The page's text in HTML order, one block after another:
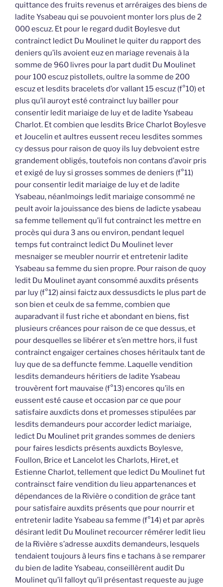
quittance des fruits revenus et arréraiges des biens de
ladite Ysabeau qui se pouvoient monter lors plus de 2
000 escuz. Et pour le regard dudit Boylesve dut
contrainct ledict Du Moulinet le quiter du rapport des
deniers qu’ils avoient euz en mariage revenais à la
somme de 960 livres pour la part dudit Du Moulinet
pour 100 escuz pistollets, oultre la somme de 200
escuz et lesdits bracelets d’or vallant 15 escuz (f°10) et
plus qu’il auroyt esté contrainct luy bailler pour
consentir ledit mariaige de luy et de ladite Ysabeau
Charlot. Et combien que lesdits Brice Charlot Boylesve
et Joucelin et aultres eussent receu lesdites sommes
cy dessus pour raison de quoy ils luy debvoient estre
grandement obligés, toutefois non contans d’avoir pris
et exigé de luy si grosses sommes de deniers (f°11)
pour consentir ledit mariaige de luy et de ladite
Ysabeau, néanlmoings ledit mariaige consommé ne
peult avoir la jouissance des biens de ladicte ysabeau
sa femme tellement qu’il fut contrainct les mettre en
procès qui dura 3 ans ou environ, pendant lequel
temps fut contrainct ledict Du Moulinet lever
mesnaiger se meubler nourrir et entretenir ladite
Ysabeau sa femme du sien propre. Pour raison de quoy
ledit Du Moulinet ayant consommé auxdits présents
par luy (f°12) ainsi faictz aux dessusdicts le plus part de
son bien et ceulx de sa femme, combien que
auparadvant il fust riche et abondant en biens, fist
plusieurs créances pour raison de ce que dessus, et
pour desquelles se libérer et s’en mettre hors, il fust
contrainct engaiger certaines choses héritaulx tant de
luy que de sa deffuncte femme. Laquelle vendition
lesdits demandeurs héritiers de ladite Ysabeau
trouvèrent fort mauvaise (f°13) encores qu’ils en
eussent esté cause et occasion par ce que pour
satisfaire auxdicts dons et promesses stipulées par
lesdits demandeurs pour accorder ledict mariaige,
ledict Du Moulinet prit grandes sommes de deniers
pour faires lesdicts présents auxdicts Boylesve,
Foullon, Brice et Lancelot les Charlots, Hiret, et
Estienne Charlot, tellement que ledict Du Moulinet fut
contrainsct faire vendition du lieu appartenances et
dépendances de la Rivière o condition de grâce tant
pour satisfaire auxdits présents que pour nourrir et
entretenir ladite Ysabeau sa femme (f°14) et par après
désirant ledit Du Moulinet recourcer rémérer ledit lieu
de la Rivière s’adresse auxdits demandeurs, lesquels
tendaient toujours à leurs fins e tachans à se remparer
du bien de ladite Ysabeau, conseillèrent audit Du
Moulinet qu’il falloyt qu’il présentast requeste au juge